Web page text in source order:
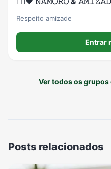
Respeito amizade
Entrar
Ver todos os grupos
Posts relacionados